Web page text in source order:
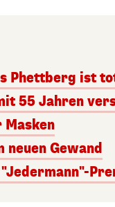
Phettberg ist
55 Jahren
Gewand